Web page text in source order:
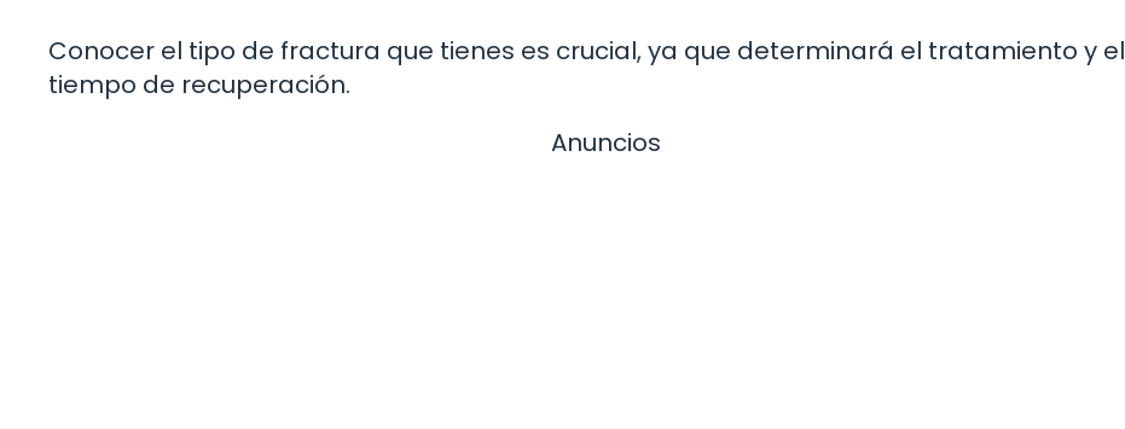
Conocer el tipo de fractura que tienes es crucial, ya que determinará el tratamiento y el
tiempo de recuperación.
Anuncios